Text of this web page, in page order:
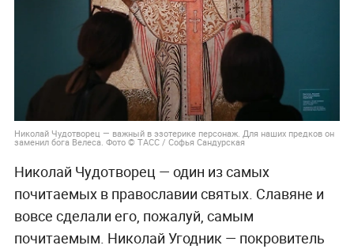
Николай Чудотворец — важный в эзотерике персонаж. Для наших предков он
заменил бога Велеса. Фото © ТАСС / Софья Сандурская
Николай Чудотворец — один из самых
почитаемых в православии святых. Славяне и
вовсе сделали его, пожалуй, самым
почитаемым. Николай Угодник — покровитель